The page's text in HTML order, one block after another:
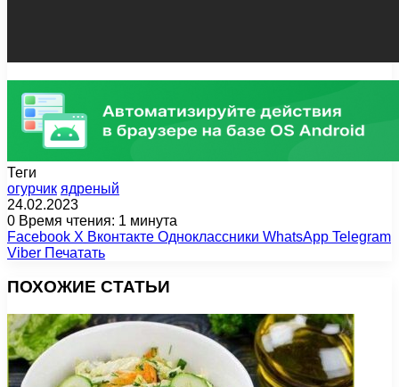
Теги
огурчик ядреный
24.02.2023
0 Время чтения: 1 минута
Facebook X Вконтакте Одноклассники WhatsApp Telegram
Viber Печатать
ПОХОЖИЕ СТАТЬИ